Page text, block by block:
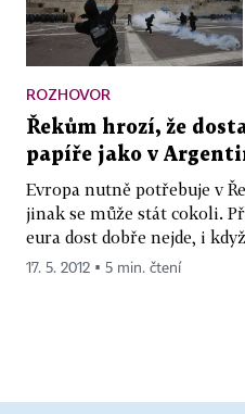
ROZHOVOR
Řekům hrozí, že
papíře jako v
Evropa nutně potřebuje v
jinak se může stát cokoli.
eura dost dobře nejde, i
17. 5. 2012 ▪ 5 min. čtení